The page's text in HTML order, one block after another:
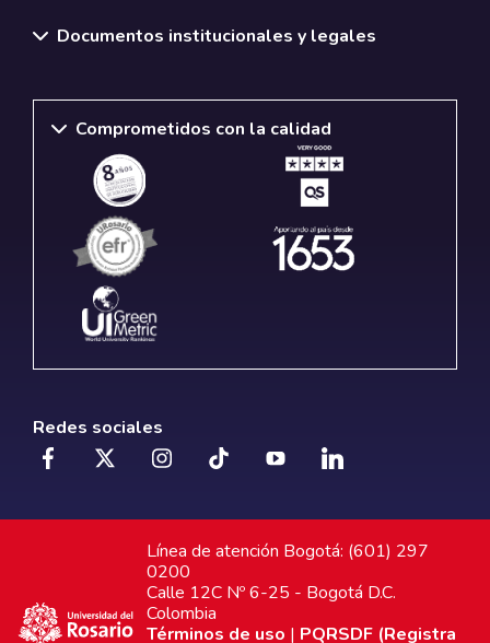
Documentos institucionales y legales
Comprometidos con la calidad
Redes sociales
Línea de atención Bogotá: (601) 297
0200
Calle 12C Nº 6-25 - Bogotá D.C.
Colombia
Términos de uso | PQRSDF (Registra